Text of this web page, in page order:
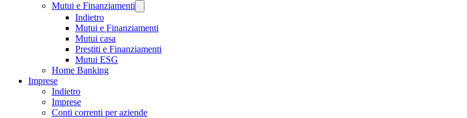
Mutui e Finanziamenti
Indietro
Mutui e Finanziamenti
Mutui casa
Prestiti e Finanziamenti
Mutui ESG
Home Banking
Imprese
Indietro
Imprese
Conti correnti per aziende